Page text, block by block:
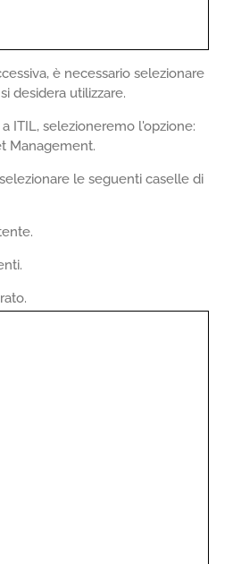
è necessario selezionare
desidera utilizzare.
ITIL, selezioneremo l'opzione:
Management.
le seguenti caselle di